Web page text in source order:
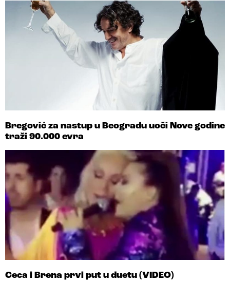
Bregović za nastup u Beogradu uoči Nove godine
traži 90.000 evra
Ceca i Brena prvi put u duetu (VIDEO)